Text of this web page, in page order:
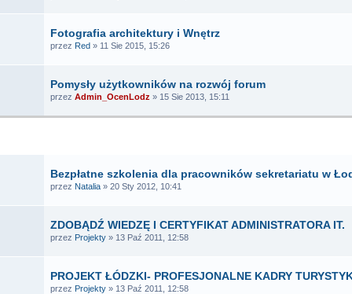
Fotografia architektury i Wnętrz
przez Red » 11 Sie 2015, 15:26
Pomysły użytkowników na rozwój forum
przez Admin_OcenLodz » 15 Sie 2013, 15:11
Bezpłatne szkolenia dla pracowników sekretariatu w
przez Natalia » 20 Sty 2012, 10:41
ZDOBĄDŹ WIEDZĘ I CERTYFIKAT ADMINISTRATORA IT.
przez Projekty » 13 Paź 2011, 12:58
PROJEKT ŁÓDZKI- PROFESJONALNE KADRY
przez Projekty » 13 Paź 2011, 12:58